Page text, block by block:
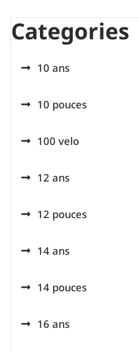
Categories
10 ans
10 pouces
100 velo
12 ans
12 pouces
14 ans
14 pouces
16 ans